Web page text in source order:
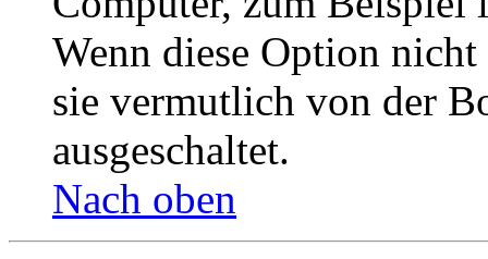
Wenn diese Option
sie vermutlich von der
ausgeschaltet.
Nach oben